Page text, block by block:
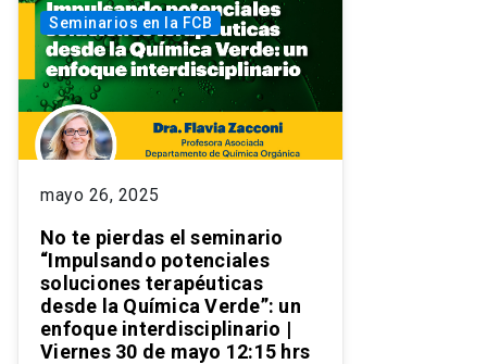
Seminarios en la FCB
mayo 26, 2025
No te pierdas el seminario
“Impulsando potenciales
soluciones terapéuticas
desde la Química Verde”: un
enfoque interdisciplinario |
Viernes 30 de mayo 12:15 hrs